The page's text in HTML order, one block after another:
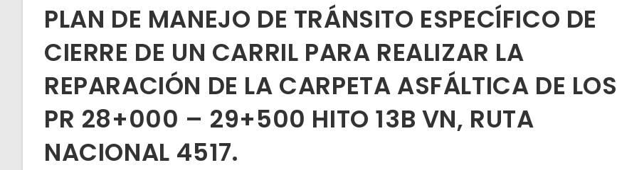
PLAN DE MANEJO DE TRÁNSITO ESPECÍFICO DE
CIERRE DE UN CARRIL PARA REALIZAR LA
REPARACIÓN DE LA CARPETA ASFÁLTICA DE LOS
PR 28+000 – 29+500 HITO 13B VN, RUTA
NACIONAL 4517.